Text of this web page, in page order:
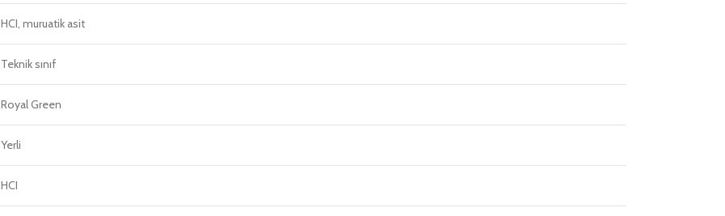
HCI, muruatik asit
Teknik sınıf
Royal Green
Yerli
HCI